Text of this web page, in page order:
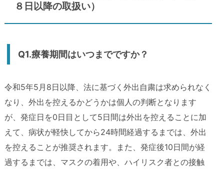
８日以降の取扱い）
Q1.療養期間はいつまでですか？
令和5年5月8日以降、法に基づく外出自粛は求められなく
なり、外出を控えるかどうかは個人の判断となります
が、発症日を0日目として5日間は外出を控えることに加
えて、病状が軽快してから24時間経過するまでは、外出
を控えることが推奨されます。また、発症後10日間が経
過するまでは、マスクの着用や、ハイリスク者との接触